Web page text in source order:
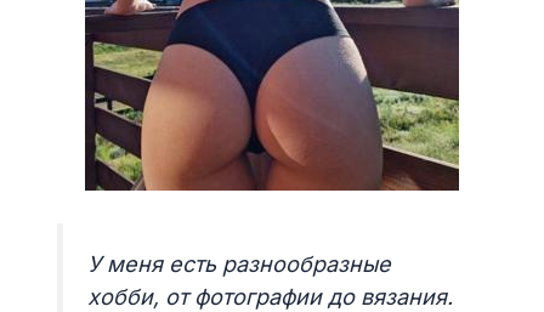
У меня есть разнообразные
хобби, от фотографии до вязания.